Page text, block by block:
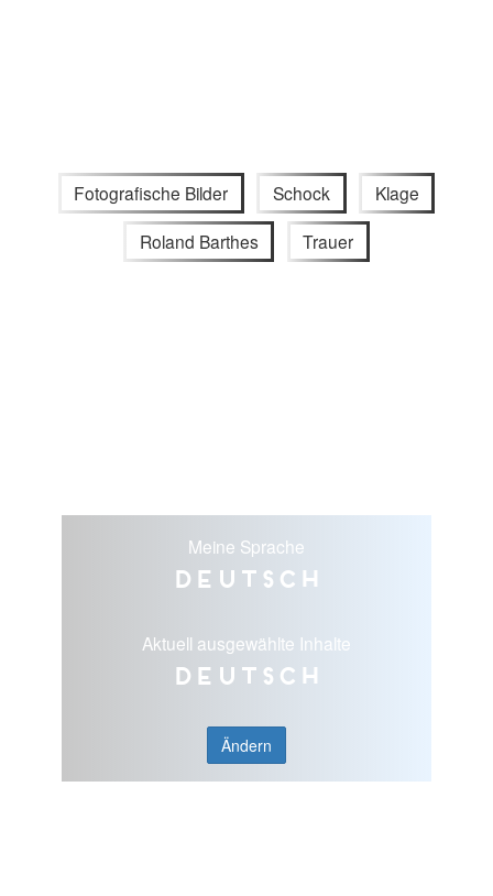
Fotografische Bilder Schock Klage
Roland Barthes Trauer
Meine Sprache
Deutsch
Aktuell ausgewählte Inhalte
Deutsch
Ändern